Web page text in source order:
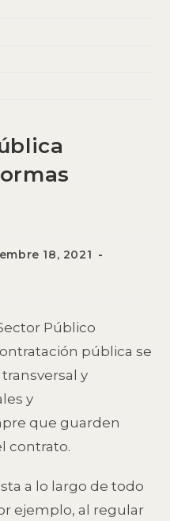
18, 2021
Público
pública se
y
y
que guarden
contrato.
a lo largo de todo
ejemplo, al regular